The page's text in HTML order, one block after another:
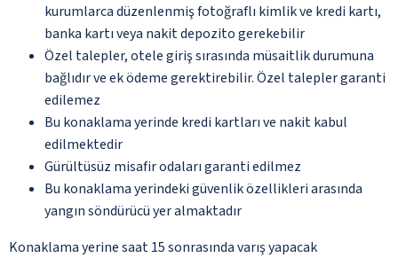
kurumlarca düzenlenmiş fotoğraflı kimlik ve kredi kartı,
banka kartı veya nakit depozito gerekebilir
Özel talepler, otele giriş sırasında müsaitlik durumuna
bağlıdır ve ek ödeme gerektirebilir. Özel talepler garanti
edilemez
Bu konaklama yerinde kredi kartları ve nakit kabul
edilmektedir
Gürültüsüz misafir odaları garanti edilmez
Bu konaklama yerindeki güvenlik özellikleri arasında
yangın söndürücü yer almaktadır
Konaklama yerine saat 15 sonrasında varış yapacak